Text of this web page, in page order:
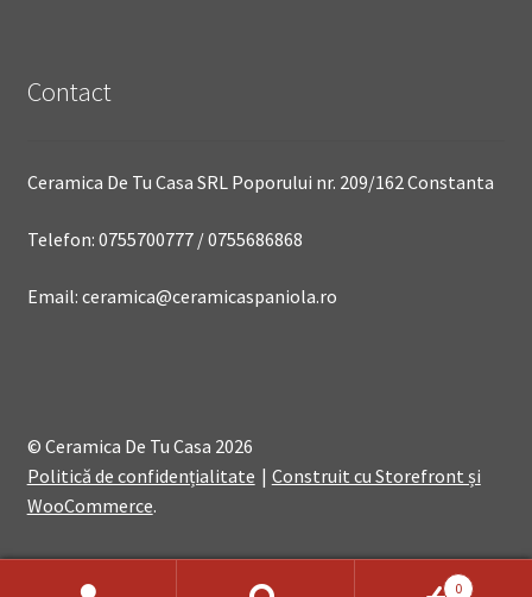
Contact
Ceramica De Tu Casa SRL Poporului nr. 209/162 Constanta
Telefon: 0755700777 / 0755686868
Email: ceramica@ceramicaspaniola.ro
© Ceramica De Tu Casa 2026
Politică de confidențialitate
Construit cu Storefront și
WooCommerce.
0